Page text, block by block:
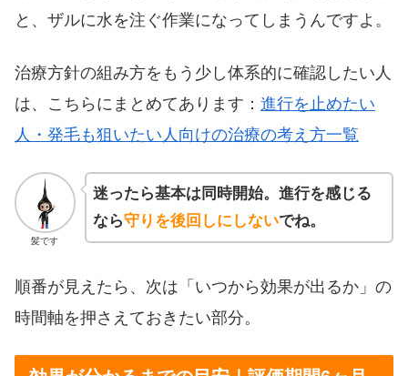
と、ザルに水を注ぐ作業になってしまうんですよ。
治療方針の組み方をもう少し体系的に確認したい人
は、こちらにまとめてあります： 進行を止めたい
人・発毛も狙いたい人向けの治療の考え方一覧
髪です
迷ったら基本は同時開始。進行を感じる
なら守りを後回しにしないでね。
順番が見えたら、次は「いつから効果が出るか」の
時間軸を押さえておきたい部分。